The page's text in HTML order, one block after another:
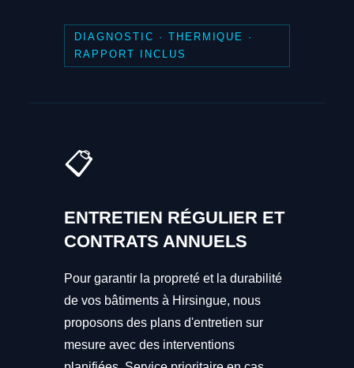
DIAGNOSTIC · THERMIQUE ·
RAPPORT INCLUS
📋
ENTRETIEN RÉGULIER ET
CONTRATS ANNUELS
Pour garantir la propreté et la durabilité
de vos bâtiments à Hirsingue, nous
proposons des plans d'entretien sur
mesure avec des interventions